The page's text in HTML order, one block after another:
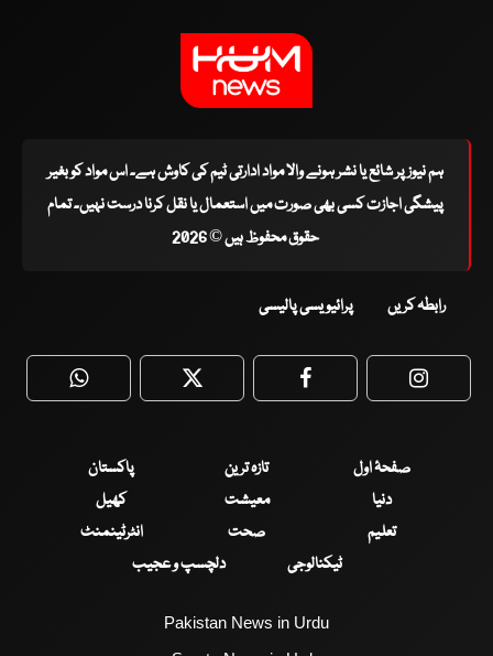
ہم نیوز پر شائع یا نشر ہونے والا مواد ادارتی ٹیم کی کاوش ہے۔ اس مواد کو بغیر
پیشگی اجازت کسی بھی صورت میں استعمال یا نقل کرنا درست نہیں۔ تمام
حقوق محفوظ ہیں © 2026
رابطہ کریں پرائیویسی پالیسی
WhatsApp Twitter Facebook
صفحۂ اول تازہ ترین
پاکستان
دنیا
معیشت
کھیل
تعلیم
صحت
انٹرٹینمنٹ
ٹیکنالوجی
دلچسپ و عجیب
Pakistan News in Urdu